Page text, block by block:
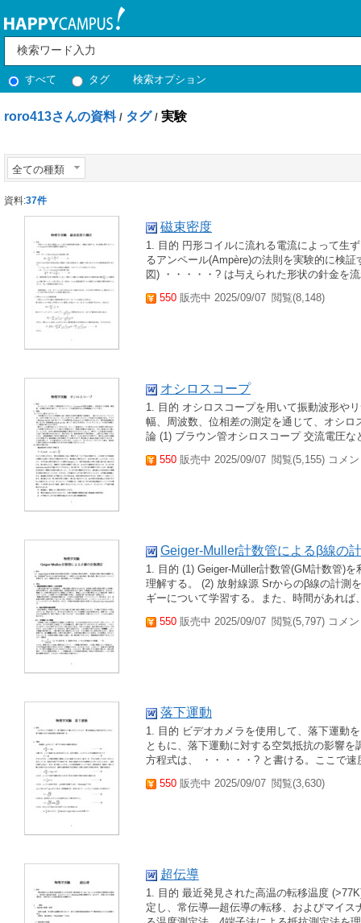
すべて タグ 検索オプション
roro413さんの資料 / タグ / 実験
全ての種類
資料:37件
磁束密度
1. 目的 円形コイルに流れる電流によって生
るアンペール(Ampère)の法則を実験的に検
図) ・・・・・? は与えられた形状の針金を
550 販売中 2025/09/07 閲覧(8,148)
オシロスコープ
1. 目的 オシロスコープを用いて振動波形や
幅、周波数、位相差の測定を通じて、オシ
論 (1) ブラウン管オシロスコープ 交流電圧
550 販売中 2025/09/07 閲覧(5,155) コメ
Geiger-Muller計数管によるβ線の
1. 目的 (1) Geiger-Müller計数管(GM計数管)
理解する。 (2) 放射線源 Srからのβ線の計測
ギーについて学習する。また、時間があれ
550 販売中 2025/09/07 閲覧(5,797) コメ
落下運動
1. 目的 ビデオカメラを使用して、落下運動
ともに、落下運動に対する空気抵抗の影響
方程式は、 ・・・・・? と書ける。ここで
550 販売中 2025/09/07 閲覧(3,630)
超伝導
1. 目的 最近発見された高温の転移温度
定し、常伝導―超伝導の転移、およびマイス